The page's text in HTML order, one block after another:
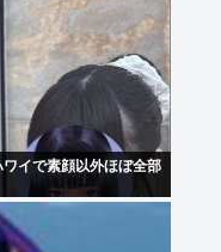
イで素顔以外ほぼ全部